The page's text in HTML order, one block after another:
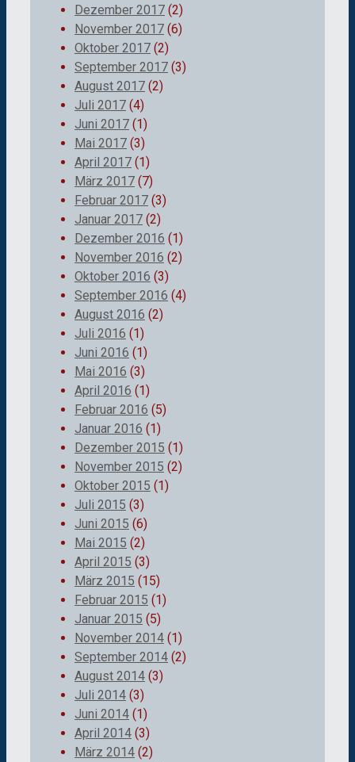
Dezember 2017 (2)
November 2017 (6)
Oktober 2017 (2)
September 2017 (3)
August 2017 (2)
Juli 2017 (4)
Juni 2017 (1)
Mai 2017 (3)
April 2017 (1)
März 2017 (7)
Februar 2017 (3)
Januar 2017 (2)
Dezember 2016 (1)
November 2016 (2)
Oktober 2016 (3)
September 2016 (4)
August 2016 (2)
Juli 2016 (1)
Juni 2016 (1)
Mai 2016 (3)
April 2016 (1)
Februar 2016 (5)
Januar 2016 (1)
Dezember 2015 (1)
November 2015 (2)
Oktober 2015 (1)
Juli 2015 (3)
Juni 2015 (6)
Mai 2015 (2)
April 2015 (3)
März 2015 (15)
Februar 2015 (1)
Januar 2015 (5)
November 2014 (1)
September 2014 (2)
August 2014 (3)
Juli 2014 (3)
Juni 2014 (1)
April 2014 (3)
März 2014 (2)